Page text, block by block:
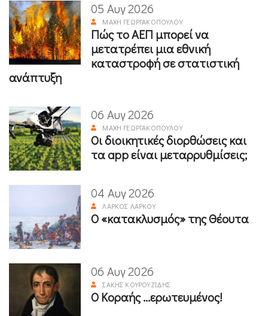
05 Αυγ 2026
ΜΆΧΗ ΓΕΩΡΓΑΚΟΠΟΎΛΟΥ
Πώς το ΑΕΠ μπορεί να
μετατρέπει μια εθνική
καταστροφή σε στατιστική
ανάπτυξη
06 Αυγ 2026
ΜΆΧΗ ΓΕΩΡΓΑΚΟΠΟΎΛΟΥ
Οι διοικητικές διορθώσεις και
τα app είναι μεταρρυθμίσεις;
04 Αυγ 2026
ΛΆΡΚΟΣ ΛΆΡΚΟΥ
Ο «κατακλυσμός» της Θέουτα
06 Αυγ 2026
ΣΆΚΗΣ ΚΟΥΡΟΥΖΊΔΗΣ
Ο Κοραής ...ερωτευμένος!